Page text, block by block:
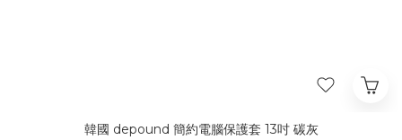
韓國 depound 簡約電腦保護套 13吋 碳灰